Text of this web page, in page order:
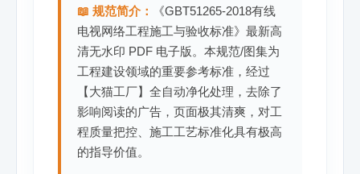
📖 规范简介：
《GBT51265-2018有线
电视网络工程施工与验收标准》最新高
清无水印 PDF 电子版。本规范/图集为
工程建设领域的重要参考标准，经过
【大猫工厂】全自动净化处理，去除了
影响阅读的广告，页面极其清爽，对工
程质量把控、施工工艺标准化具有极高
的指导价值。